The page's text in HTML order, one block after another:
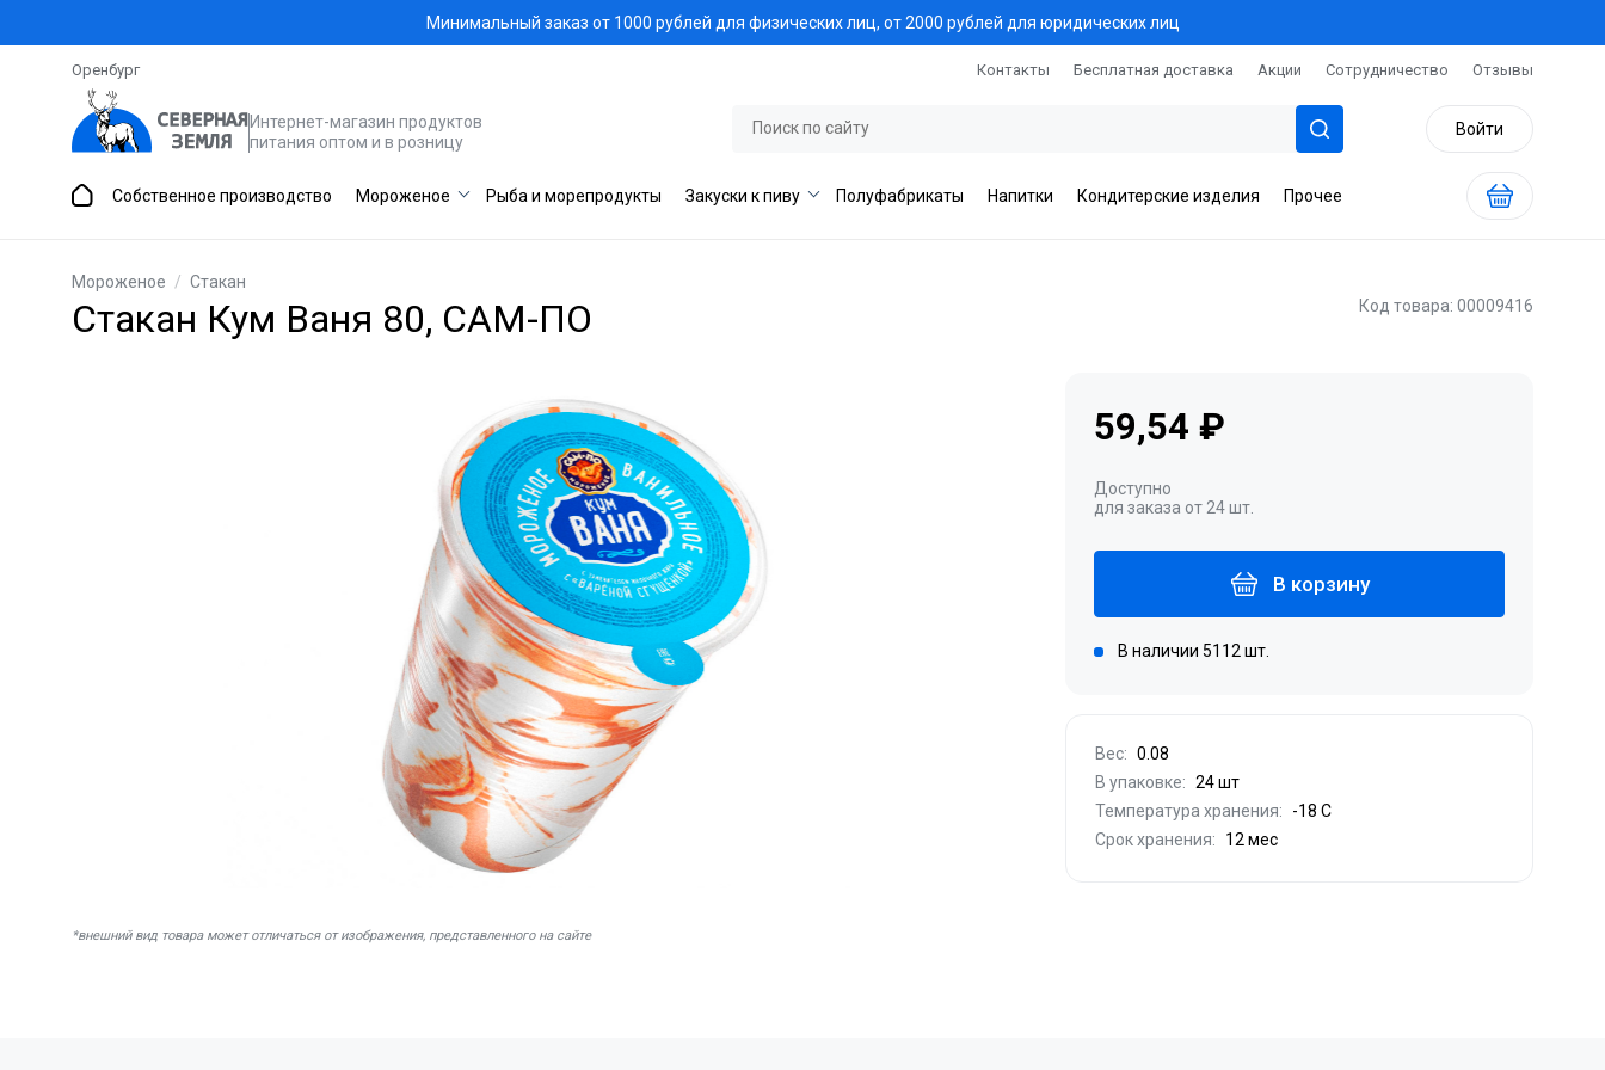
Минимальный заказ от 1000 рублей для физических лиц, от 2000 рублей для юридических лиц
Оренбург Контакты Бесплатная доставка Акции Сотрудничество Отзывы
Интернет-магазин продуктов
питания оптом и в розницу
Войти
Собственное производство Мороженое Рыба и морепродукты Закуски к пиву Полуфабрикаты Напитки Кондитерские изделия Прочее
Мороженое / Стакан
Стакан Кум Ваня 80, САМ-ПО Код товара: 00009416
*внешний вид товара может отличаться от изображения, представленного на сайте
59,54 ₽
Доступно
для заказа от 24 шт.
В корзину
В наличии 5112 шт.
Вес: 0.08
В упаковке: 24 шт
Температура хранения:
-18 С
Срок хранения:
12 мес